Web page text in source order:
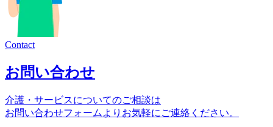
Contact
お問い合わせ
介護・サービスについてのご相談は
お問い合わせフォームよりお気軽にご連絡ください。